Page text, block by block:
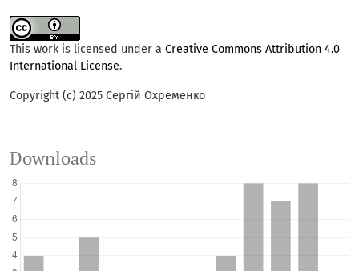
This work is licensed under a Creative Commons Attribution 4.0
International License.
Copyright (c) 2025 Сергій Охременко
Downloads